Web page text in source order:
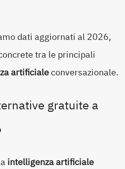
dati aggiornati al 2026,
tra le principali
artificialeconversazionale.
gratuite a
intelligenza artificiale